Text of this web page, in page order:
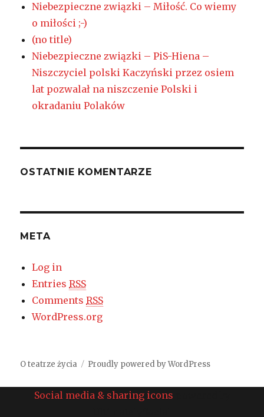
Niebezpieczne związki – Miłość. Co wiemy
o miłości ;-)
(no title)
Niebezpieczne związki – PiS-Hiena –
Niszczyciel polski Kaczyński przez osiem
lat pozwalał na niszczenie Polski i
okradaniu Polaków
OSTATNIE KOMENTARZE
META
Log in
EntriesRSS
CommentsRSS
WordPress.org
O teatrze życia Proudly powered by WordPress
Social media & sharing icons